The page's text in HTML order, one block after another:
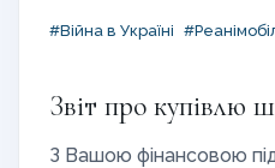
#Війна в Україні
Звіт про купівлю
З Вашою фінансовою